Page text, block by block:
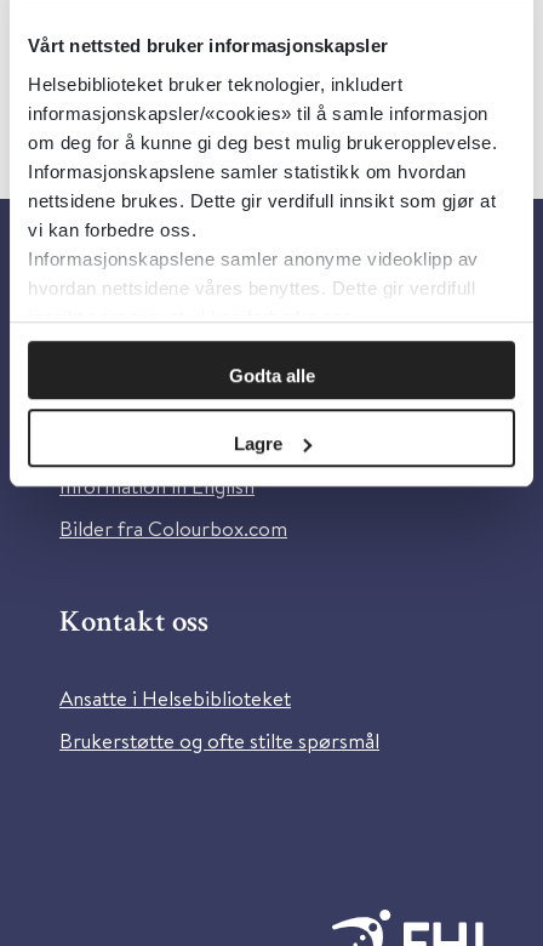
Vårt nettsted bruker informasjonskapsler
Helsebiblioteket bruker teknologier, inkludert
informasjonskapsler/«cookies» til å samle informasjon
om deg for å kunne gi deg best mulig brukeropplevelse.
Informasjonskapslene samler statistikk om hvordan
nettsidene brukes. Dette gir verdifull innsikt som gjør at
vi kan forbedre oss.
Informasjonskapslene samler anonyme videoklipp av
hvordan nettsidene våres benyttes. Dette gir verdifull
innsikt som gjør at vi kan forbedre oss.
Godta alle
Lagre
Om oss
Personvern og informasjonskapsler
Tilgjengelighetserklæring
Information in English
Bilder fra Colourbox.com
Kontakt oss
Ansatte i Helsebiblioteket
Brukerstøtte og ofte stilte spørsmål